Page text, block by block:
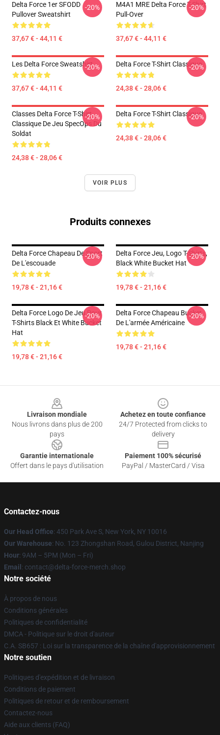
Delta Force 1er SFODD
Pullover Sweatshirt
37,67 € - 44,11 €
-20%
M4A1 MRE Delta Force T-Shirt
Pull-Over
37,67 € - 44,11 €
-20%
Les Delta Force Sweatshirt
37,67 € - 44,11 €
-20% Delta Force T-Shirt Classique
24,38 € - 28,06 €
-20%
Classes Delta Force T-Shirt
Classique De Jeu SpecOps Du
Soldat
24,38 € - 28,06 €
-20% Delta Force T-Shirt Classique
24,38 € - 28,06 €
-20%
VOIR PLUS
Produits connexes
Delta Force Chapeau De Sport
De L'escouade
19,78 € - 21,16 €
-20%
Delta Force Jeu, Logo T-Shirts,
Black White Bucket Hat
19,78 € - 21,16 €
-20%
Delta Force Logo De Jeu Pour
T-Shirts Black Et White Bucket
Hat
19,78 € - 21,16 €
-20%
Delta Force Chapeau Bucket
De L'armée Américaine
19,78 € - 21,16 €
-20%
Livraison mondiale
Nous livrons dans plus de 200
pays
Achetez en toute confiance
24/7 Protected from clicks to
delivery
Garantie internationale
Offert dans le pays d'utilisation
Paiement 100% sécurisé
PayPal / MasterCard / Visa
Contactez-nous
Our Head Office: 450 Park Ave S, New York, NY 10016
Our Warehouse: No. 123 Zhongshan Road, Gulou District, Nanjing
Hour: 9AM – 5PM (Mon – Fri)
Email : contact@delta-force-merch.shop
Notre société
À propos de nous
Conditions générales
Politiques de confidentialité
DMCA - Politique sur le droit d'auteur
C.A. SB657 : Loi sur la transparence de la chaîne d'approvisionnement
Notre soutien
Politiques d'expédition et de livraison
Conditions de paiement
Politiques de retour et de remboursement
Contactez-nous
Aide aux clients (FAQ)